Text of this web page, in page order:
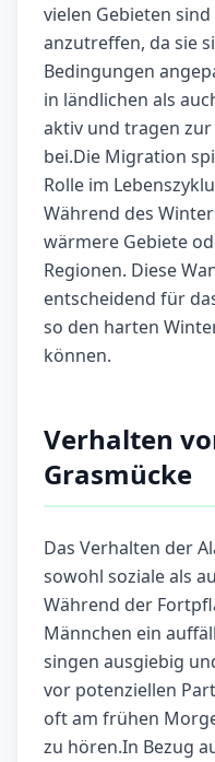
vielen Gebieten
anzutreffen, da sie
Bedingungen
in ländlichen als
aktiv und tragen
bei.Die Migration
Rolle im
Während des
wärmere Gebiete
Regionen. Diese
entscheidend für
so den harten
können.
Verhalten
Grasmücke
Das Verhalten der
sowohl soziale als
Während der
Männchen ein
singen ausgiebig
vor potenziellen
oft am frühen
zu hören.In Bezug